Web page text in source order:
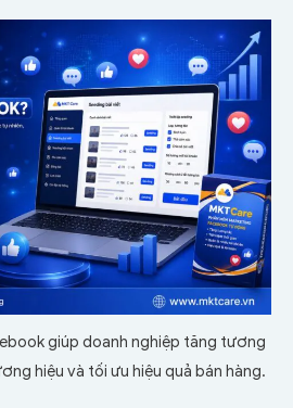
giúp doanh nghiệp tăng tương
hiệu và tối ưu hiệu quả bán hàng.